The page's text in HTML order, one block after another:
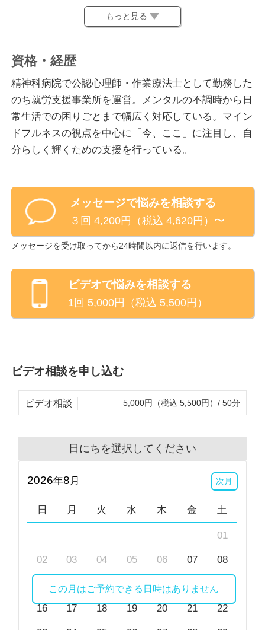
無条件の受容：どんな感情や考えも否定せず、ありの
ままを受け止めます。
と努めます。
「マインドフルネス」を取り入れたアプローチ
日々の忙しさの中で忘れがちな「今、この瞬間」に意
識を向けるマインドフルネスの視点を取り入れていま
す。
過去の後悔や未来の不安から離れ、「今」に優しく意
回復力を高めます。
あなたの心の中で絡まってしまった事柄をゆっくりと
紐解いていき、あなたがご自身の内側にある「答え」
に気づき、自分らしいペースで前へ進めるよう、全力
長年の精神科病院・就労支援事業所での勤務経験を通
じて培った深い知見と心理学に基づいた専門的なスキ
ルで「心の悩み」に寄り添います。
まずはお話を聞かせてください。あなたとの出逢いを
心よりお待ちしております。
公認心理師・作業療法士
※ビデオ相談でお顔を見られたくないといった場合、
カメラをオフにして相談を行うことも可能です。
もっと見る
資格・経歴
精神科病院で公認心理師・作業療法士として勤務した
のち就労支援事業所を運営。メンタルの不調時から日
常生活での困りごとまで幅広く対応している。マイン
ドフルネスの視点を中心に「今、ここ」に注目し、自
分らしく輝くための支援を行っている。
メッセージで悩みを相談する
３回 4,200円（税込 4,620円）〜
メッセージを受け取ってから24時間以内に返信を行います。
ビデオで悩みを相談する
1回 5,000円（税込 5,500円）
ビデオ相談を申し込む
ビデオ相談 5,000円（税込 5,500円）/ 50分
日にちを選択してください
2026年8 月 次月
日 月 火 水 木 金 土
01
02 03 04 05 06 07 08
10 11 12 13 14
16 17 18 19 20 21 22
この月はご予約できる日時はありません